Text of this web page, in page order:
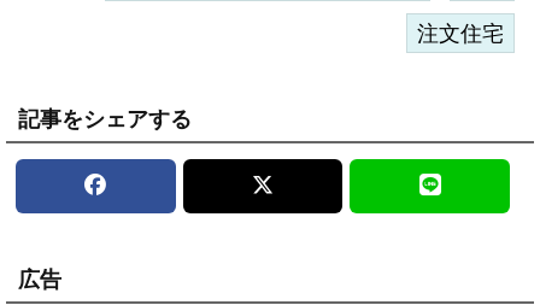
注文住宅
記事をシェアする
広告